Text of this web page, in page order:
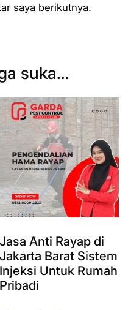
saya berikutnya.
suka…
Jasa Anti Rayap di
Jakarta Barat Sistem
Injeksi Untuk Rumah
Pribadi